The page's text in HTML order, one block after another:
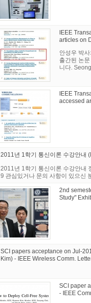
IEEE
articles on
안성우 박
출간된 논
니다.
IEEE
accessed
2011년 1학기 통신이론 수강안내
2011년 1학기 통신이론 수강안내
9 관심있거나 문의 사항이 있으신
2nd
Study"
SCI papers acceptance on Jul-
Kim) - IEEE Wireless Comm.
SCI paper
- IEEE